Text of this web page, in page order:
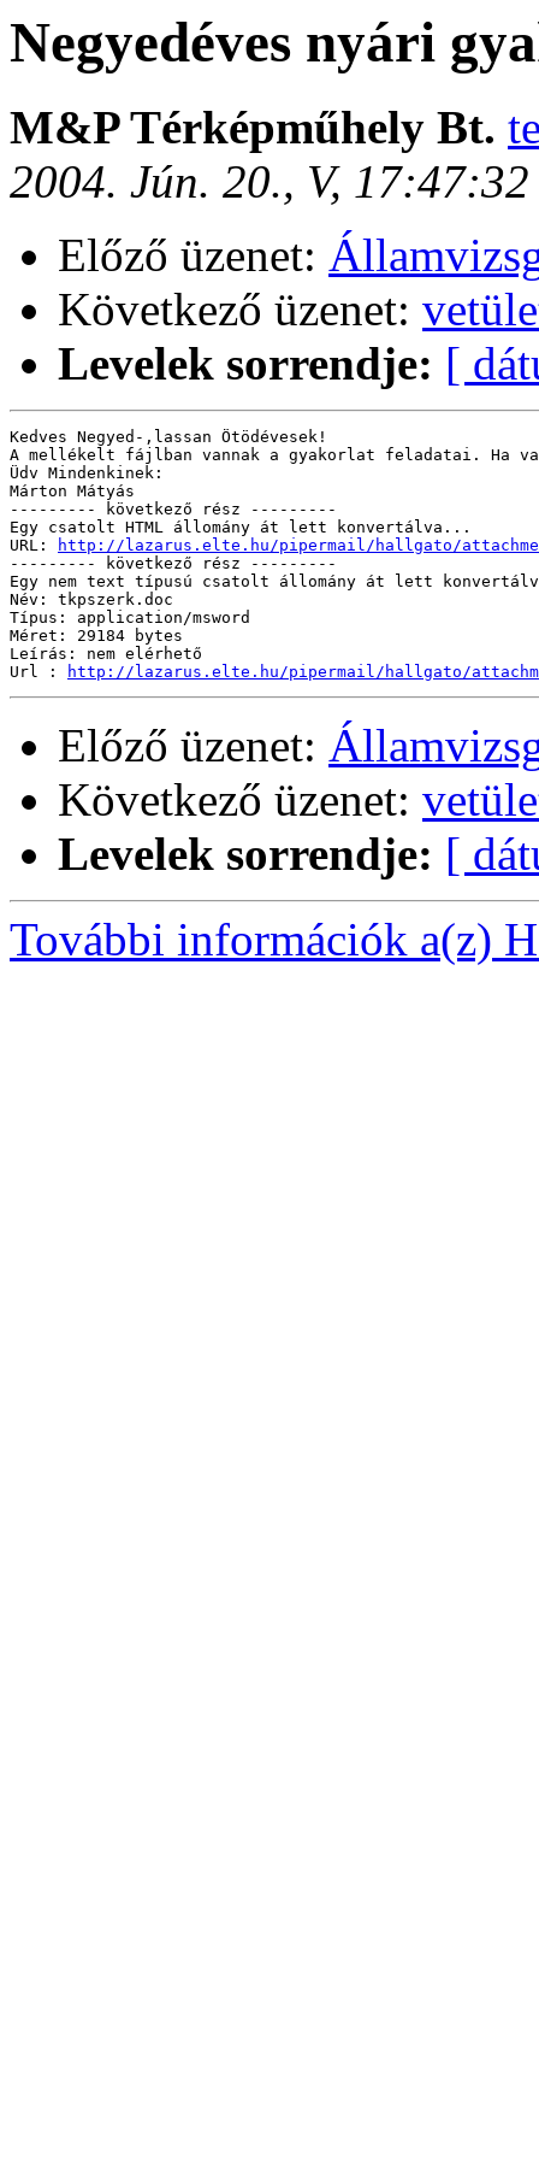
Negyedéves nyári
M&P Térképműhely Bt.
2004. Jún. 20., V, 17:47:32
Előző üzenet:
Következő üzenet:
Levelek sorrendje: [
Kedves Negyed-,lassan Ötödévesek!
A mellékelt fájlban vannak a gyakorlat feladatai. Ha
Üdv Mindenkinek:
Márton Mátyás
--------- következő rész ---------
Egy csatolt HTML állomány át lett konvertálva...
URL:
http://lazarus.elte.hu/pipermail/hallgato/
--------- következő rész ---------
Egy nem text típusú csatolt állomány át lett
Név: tkpszerk.doc
Típus: application/msword
Méret: 29184 bytes
Leírás: nem elérhető
Url :
http://lazarus.elte.hu/pipermail/hallgato/
Előző üzenet:
Következő üzenet:
Levelek sorrendje: [
További információk a(z)